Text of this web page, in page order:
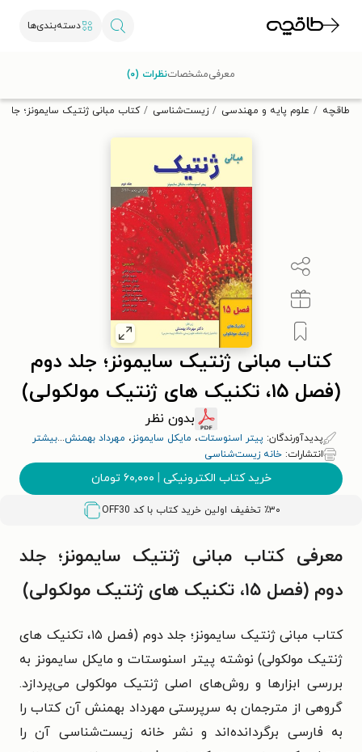
دسته‌بندی‌ها
تخفیف از طاقچه دریافت کن.
طاقچه علوم پایه و مهندسی زیست‌شناسی کتاب مبانی ژنتیک سایمونز؛ جلد دوم (فصل ۱۵، تکنیک
کتاب مبانی ژنتیک سایمونز؛ جلد دوم
(فصل ۱۵، تکنیک های ژنتیک مولکولی)
بدون نظر
پدیدآورندگان: پیتر اسنوستات، مایکل سایمونز، مهرداد بهمنش...بیشتر
انتشارات: خانه زیست‌شناسی
خرید کتاب الکترونیکی | ۶۰,۰۰۰ تومان
٪۳۰ تخفیف اولین خرید کتاب با کد OFF30
معرفیمشخصاتنظرات (۰)
معرفی کتاب مبانی ژنتیک سایمونز؛ جلد
دوم (فصل ۱۵، تکنیک های ژنتیک مولکولی)
کتاب مبانی ژنتیک سایمونز؛ جلد دوم (فصل ۱۵، تکنیک های
ژنتیک مولکولی) نوشته پیتر اسنوستات و مایکل سایمونز به
بررسی ابزارها و روش‌های اصلی ژنتیک مولکولی می‌پردازد.
گروهی از مترجمان به سرپرستی مهرداد بهمنش آن کتاب را
به فارسی برگردانده‌اند و نشر خانه زیست‌شناسی آن را